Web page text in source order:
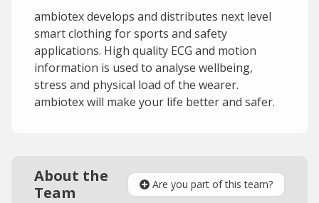
ambiotex develops and distributes next level
smart clothing for sports and safety
applications. High quality ECG and motion
information is used to analyse wellbeing,
stress and physical load of the wearer.
ambiotex will make your life better and safer.
About the
Team
Are you part of this team?